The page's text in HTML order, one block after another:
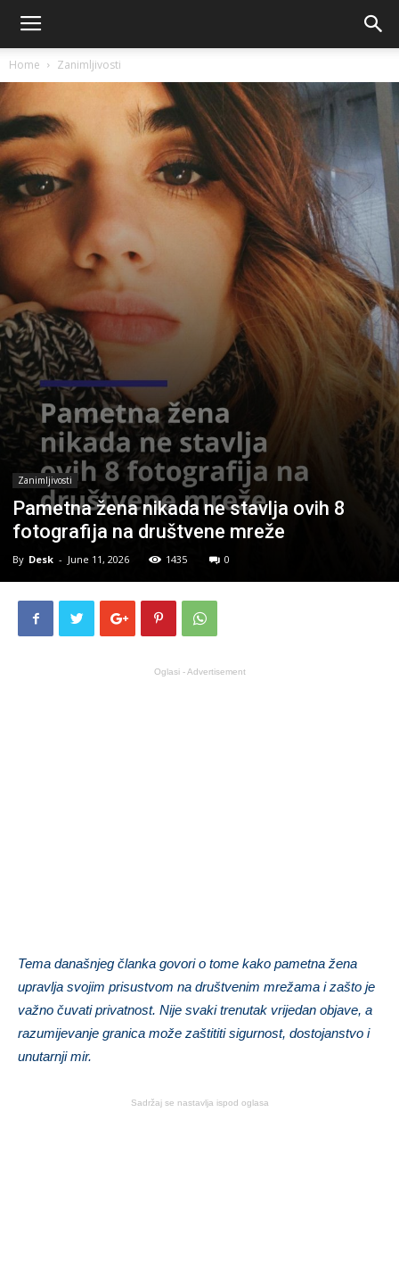
Home Zanimljivosti
Zanimljivosti
Pametna žena nikada ne stavlja ovih 8
fotografija na društvene mreže
By Desk - June 11, 2026 1435 0
Oglasi - Advertisement
Tema današnjeg članka govori o tome kako pametna žena
upravlja svojim prisustvom na društvenim mrežama i zašto je
važno čuvati privatnost. Nije svaki trenutak vrijedan objave, a
razumijevanje granica može zaštititi sigurnost, dostojanstvo i
unutarnji mir.
Sadržaj se nastavlja ispod oglasa